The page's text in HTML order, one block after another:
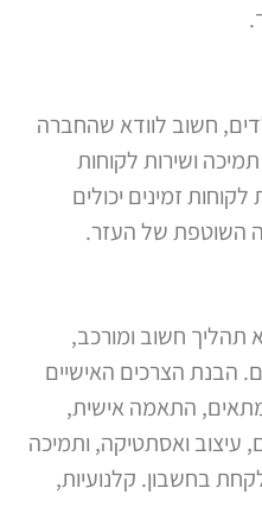
חשוב לוודא שהחברה
ושירות לקוחות
זמינים יכולים
השוטפת של העזר.
חשוב ומורכב,
הבנת הצרכים האישיים
התאמה אישית,
עיצוב ואסתטיקה, ותמיכה
בחשבון. קלנועיות,